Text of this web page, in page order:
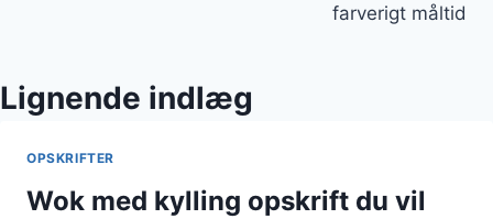
farverigt måltid
Lignende indlæg
OPSKRIFTER
Wok med kylling opskrift du vil